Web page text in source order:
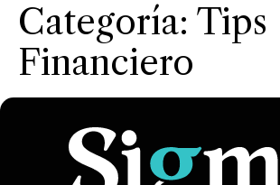
Categoría: Tips
Financiero